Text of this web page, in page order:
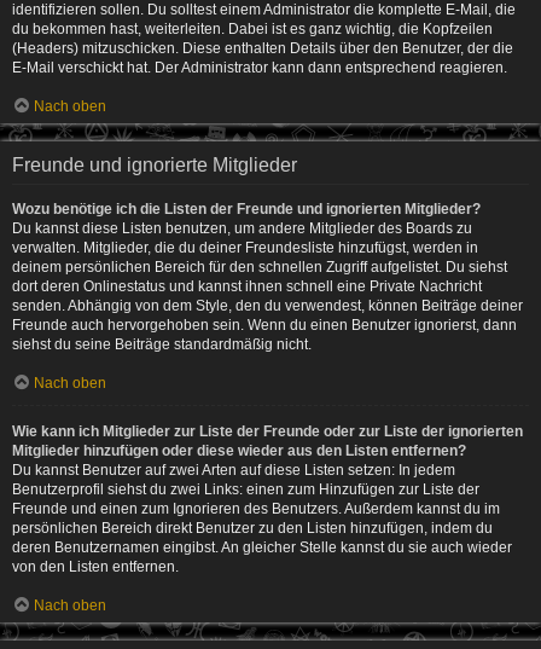
identifizieren sollen. Du solltest einem Administrator die komplette E-Mail, die
du bekommen hast, weiterleiten. Dabei ist es ganz wichtig, die Kopfzeilen
(Headers) mitzuschicken. Diese enthalten Details über den Benutzer, der die
E-Mail verschickt hat. Der Administrator kann dann entsprechend reagieren.
Nach oben
Freunde und ignorierte Mitglieder
Wozu benötige ich die Listen der Freunde und ignorierten Mitglieder?
Du kannst diese Listen benutzen, um andere Mitglieder des Boards zu
verwalten. Mitglieder, die du deiner Freundesliste hinzufügst, werden in
deinem persönlichen Bereich für den schnellen Zugriff aufgelistet. Du siehst
dort deren Onlinestatus und kannst ihnen schnell eine Private Nachricht
senden. Abhängig von dem Style, den du verwendest, können Beiträge deiner
Freunde auch hervorgehoben sein. Wenn du einen Benutzer ignorierst, dann
siehst du seine Beiträge standardmäßig nicht.
Nach oben
Wie kann ich Mitglieder zur Liste der Freunde oder zur Liste der ignorierten
Mitglieder hinzufügen oder diese wieder aus den Listen entfernen?
Du kannst Benutzer auf zwei Arten auf diese Listen setzen: In jedem
Benutzerprofil siehst du zwei Links: einen zum Hinzufügen zur Liste der
Freunde und einen zum Ignorieren des Benutzers. Außerdem kannst du im
persönlichen Bereich direkt Benutzer zu den Listen hinzufügen, indem du
deren Benutzernamen eingibst. An gleicher Stelle kannst du sie auch wieder
von den Listen entfernen.
Nach oben